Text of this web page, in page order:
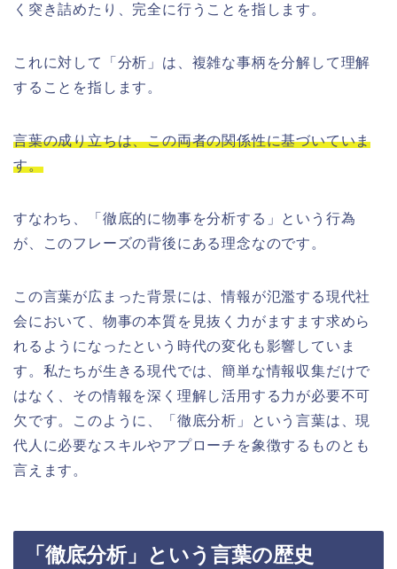
く突き詰めたり、完全に行うことを指します。
これに対して「分析」は、複雑な事柄を分解して理解
することを指します。
言葉の成り立ちは、この両者の関係性に基づいていま
す。
すなわち、「徹底的に物事を分析する」という行為
が、このフレーズの背後にある理念なのです。
この言葉が広まった背景には、情報が氾濫する現代社
会において、物事の本質を見抜く力がますます求めら
れるようになったという時代の変化も影響していま
す。私たちが生きる現代では、簡単な情報収集だけで
はなく、その情報を深く理解し活用する力が必要不可
欠です。このように、「徹底分析」という言葉は、現
代人に必要なスキルやアプローチを象徴するものとも
言えます。
「徹底分析」という言葉の歴史